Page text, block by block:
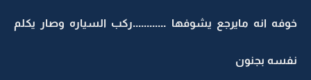
خوفه انه مايرجع يشوفها ............ركب السياره وصار يكلم
نفسه بجنون